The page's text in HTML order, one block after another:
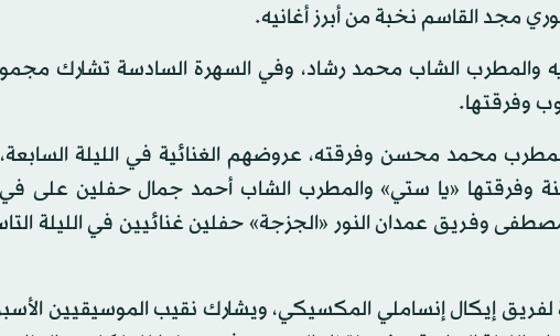
مجد القاسم نخبة من أبرز أغانيه.
والمطرب الشاب محمد رشاد، وفي السهرة السادسة تشارك
وفرقتها.
محمد محسن وفرقته، عروضهم الغنائية في الليلة السابعة،
نادية مصطفى وفريق عمدان النور «الجزجة» حفلين غنائيين في الليلة
لفريق إيكال إنساملي المكسيكي، ويشارك نقيب الموسيقيين